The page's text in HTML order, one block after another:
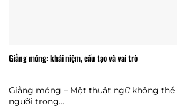
Giằng móng: khái niệm, cấu tạo và vai trò
Giằng móng – Một thuật ngữ không thể
người trong...